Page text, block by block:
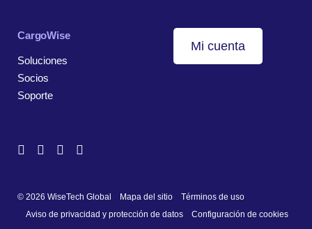
CargoWise
Soluciones
Socios
Soporte
Mi cuenta
© 2026 WiseTech Global Mapa del sitio
Términos de uso
Aviso de privacidad y protección de datos
Configuración de cookies